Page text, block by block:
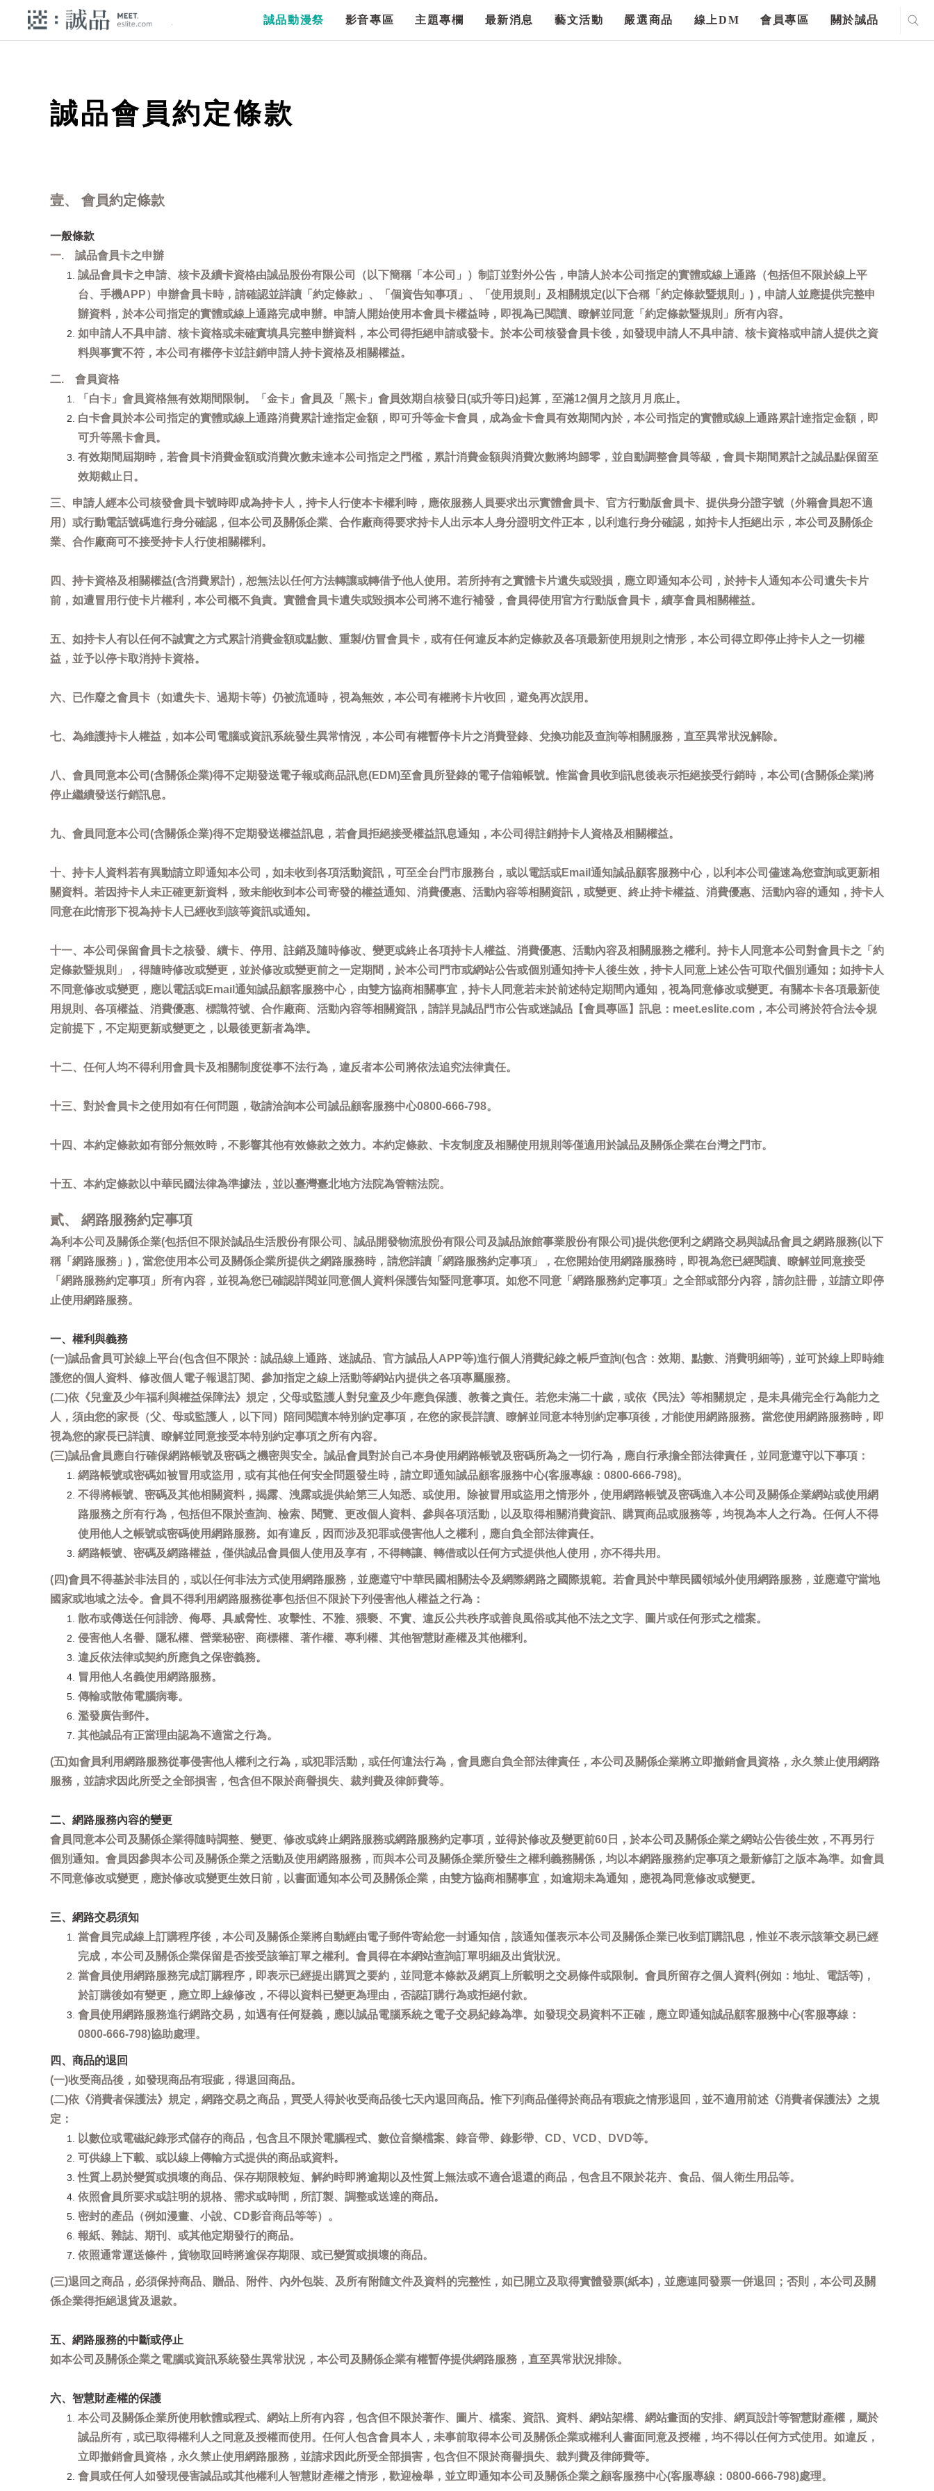
誠品動漫祭 影音專區 主題專欄 最新消息 藝文活動 嚴選商品 線上DM 會員專區 關於誠品
誠品會員約定條款
壹、 會員約定條款
一般條款
一. 誠品會員卡之申辦
誠品會員卡之申請、核卡及續卡資格由誠品股份有限公司（以下簡稱「本公司」）制訂並對外公告，申請人於本公司指定的實體或線上通路（包括但不限於線上平
台、手機APP）申辦會員卡時，請確認並詳讀「約定條款」、「個資告知事項」、「使用規則」及相關規定(以下合稱「約定條款暨規則」)，申請人並應提供完整申
辦資料，於本公司指定的實體或線上通路完成申辦。申請人開始使用本會員卡權益時，即視為已閱讀、瞭解並同意「約定條款暨規則」所有內容。
如申請人不具申請、核卡資格或未確實填具完整申辦資料，本公司得拒絕申請或發卡。於本公司核發會員卡後，如發現申請人不具申請、核卡資格或申請人提供之資
料與事實不符，本公司有權停卡並註銷申請人持卡資格及相關權益。
二. 會員資格
「白卡」會員資格無有效期間限制。「金卡」會員及「黑卡」會員效期自核發日(或升等日)起算，至滿12個月之該月月底止。
白卡會員於本公司指定的實體或線上通路消費累計達指定金額，即可升等金卡會員，成為金卡會員有效期間內於，本公司指定的實體或線上通路累計達指定金額，即
可升等黑卡會員。
有效期間屆期時，若會員卡消費金額或消費次數未達本公司指定之門檻，累計消費金額與消費次數將均歸零，並自動調整會員等級，會員卡期間累計之誠品點保留至
效期截止日。
三、申請人經本公司核發會員卡號時即成為持卡人，持卡人行使本卡權利時，應依服務人員要求出示實體會員卡、官方行動版會員卡、提供身分證字號（外籍會員恕不適
用）或行動電話號碼進行身分確認，但本公司及關係企業、合作廠商得要求持卡人出示本人身分證明文件正本，以利進行身分確認，如持卡人拒絕出示，本公司及關係企
業、合作廠商可不接受持卡人行使相關權利。
四、持卡資格及相關權益(含消費累計)，恕無法以任何方法轉讓或轉借予他人使用。若所持有之實體卡片遺失或毀損，應立即通知本公司，於持卡人通知本公司遺失卡片
前，如遭冒用行使卡片權利，本公司概不負責。實體會員卡遺失或毀損本公司將不進行補發，會員得使用官方行動版會員卡，續享會員相關權益。
五、如持卡人有以任何不誠實之方式累計消費金額或點數、重製/仿冒會員卡，或有任何違反本約定條款及各項最新使用規則之情形，本公司得立即停止持卡人之一切權
益，並予以停卡取消持卡資格。
六、已作廢之會員卡（如遺失卡、過期卡等）仍被流通時，視為無效，本公司有權將卡片收回，避免再次誤用。
七、為維護持卡人權益，如本公司電腦或資訊系統發生異常情況，本公司有權暫停卡片之消費登錄、兌換功能及查詢等相關服務，直至異常狀況解除。
八、會員同意本公司(含關係企業)得不定期發送電子報或商品訊息(EDM)至會員所登錄的電子信箱帳號。惟當會員收到訊息後表示拒絕接受行銷時，本公司(含關係企業)將
停止繼續發送行銷訊息。
九、會員同意本公司(含關係企業)得不定期發送權益訊息，若會員拒絕接受權益訊息通知，本公司得註銷持卡人資格及相關權益。
十、持卡人資料若有異動請立即通知本公司，如未收到各項活動資訊，可至全台門市服務台，或以電話或Email通知誠品顧客服務中心，以利本公司儘速為您查詢或更新相
關資料。若因持卡人未正確更新資料，致未能收到本公司寄發的權益通知、消費優惠、活動內容等相關資訊，或變更、終止持卡權益、消費優惠、活動內容的通知，持卡人
同意在此情形下視為持卡人已經收到該等資訊或通知。
十一、本公司保留會員卡之核發、續卡、停用、註銷及隨時修改、變更或終止各項持卡人權益、消費優惠、活動內容及相關服務之權利。持卡人同意本公司對會員卡之「約
定條款暨規則」，得隨時修改或變更，並於修改或變更前之一定期間，於本公司門市或網站公告或個別通知持卡人後生效，持卡人同意上述公告可取代個別通知；如持卡人
不同意修改或變更，應以電話或Email通知誠品顧客服務中心，由雙方協商相關事宜，持卡人同意若未於前述特定期間內通知，視為同意修改或變更。有關本卡各項最新使
用規則、各項權益、消費優惠、標識符號、合作廠商、活動內容等相關資訊，請詳見誠品門市公告或迷誠品【會員專區】訊息：meet.eslite.com，本公司將於符合法令規
定前提下，不定期更新或變更之，以最後更新者為準。
十二、任何人均不得利用會員卡及相關制度從事不法行為，違反者本公司將依法追究法律責任。
十三、對於會員卡之使用如有任何問題，敬請洽詢本公司誠品顧客服務中心0800-666-798。
十四、本約定條款如有部分無效時，不影響其他有效條款之效力。本約定條款、卡友制度及相關使用規則等僅適用於誠品及關係企業在台灣之門市。
十五、本約定條款以中華民國法律為準據法，並以臺灣臺北地方法院為管轄法院。
貳、 網路服務約定事項
為利本公司及關係企業(包括但不限於誠品生活股份有限公司、誠品開發物流股份有限公司及誠品旅館事業股份有限公司)提供您便利之網路交易與誠品會員之網路服務(以下
稱「網路服務」)，當您使用本公司及關係企業所提供之網路服務時，請您詳讀「網路服務約定事項」，在您開始使用網路服務時，即視為您已經閱讀、瞭解並同意接受
「網路服務約定事項」所有內容，並視為您已確認詳閱並同意個人資料保護告知暨同意事項。如您不同意「網路服務約定事項」之全部或部分內容，請勿註冊，並請立即停
止使用網路服務。
一、權利與義務
(一)誠品會員可於線上平台(包含但不限於：誠品線上通路、迷誠品、官方誠品人APP等)進行個人消費紀錄之帳戶查詢(包含：效期、點數、消費明細等)，並可於線上即時維
護您的個人資料、修改個人電子報退訂閱、參加指定之線上活動等網站內提供之各項專屬服務。
(二)依《兒童及少年福利與權益保障法》規定，父母或監護人對兒童及少年應負保護、教養之責任。若您未滿二十歲，或依《民法》等相關規定，是未具備完全行為能力之
人，須由您的家長（父、母或監護人，以下同）陪同閱讀本特別約定事項，在您的家長詳讀、瞭解並同意本特別約定事項後，才能使用網路服務。當您使用網路服務時，即
視為您的家長已詳讀、瞭解並同意接受本特別約定事項之所有內容。
(三)誠品會員應自行確保網路帳號及密碼之機密與安全。誠品會員對於自己本身使用網路帳號及密碼所為之一切行為，應自行承擔全部法律責任，並同意遵守以下事項：
網路帳號或密碼如被冒用或盜用，或有其他任何安全問題發生時，請立即通知誠品顧客服務中心(客服專線：0800-666-798)。
不得將帳號、密碼及其他相關資料，揭露、洩露或提供給第三人知悉、或使用。除被冒用或盜用之情形外，使用網路帳號及密碼進入本公司及關係企業網站或使用網
路服務之所有行為，包括但不限於查詢、檢索、閱覽、更改個人資料、參與各項活動，以及取得相關消費資訊、購買商品或服務等，均視為本人之行為。任何人不得
使用他人之帳號或密碼使用網路服務。如有違反，因而涉及犯罪或侵害他人之權利，應自負全部法律責任。
網路帳號、密碼及網路權益，僅供誠品會員個人使用及享有，不得轉讓、轉借或以任何方式提供他人使用，亦不得共用。
(四)會員不得基於非法目的，或以任何非法方式使用網路服務，並應遵守中華民國相關法令及網際網路之國際規範。若會員於中華民國領域外使用網路服務，並應遵守當地
國家或地域之法令。會員不得利用網路服務從事包括但不限於下列侵害他人權益之行為：
散布或傳送任何誹謗、侮辱、具威脅性、攻擊性、不雅、猥褻、不實、違反公共秩序或善良風俗或其他不法之文字、圖片或任何形式之檔案。
侵害他人名譽、隱私權、營業秘密、商標權、著作權、專利權、其他智慧財產權及其他權利。
違反依法律或契約所應負之保密義務。
冒用他人名義使用網路服務。
傳輸或散佈電腦病毒。
濫發廣告郵件。
其他誠品有正當理由認為不適當之行為。
(五)如會員利用網路服務從事侵害他人權利之行為，或犯罪活動，或任何違法行為，會員應自負全部法律責任，本公司及關係企業將立即撤銷會員資格，永久禁止使用網路
服務，並請求因此所受之全部損害，包含但不限於商譽損失、裁判費及律師費等。
二、網路服務內容的變更
會員同意本公司及關係企業得隨時調整、變更、修改或終止網路服務或網路服務約定事項，並得於修改及變更前60日，於本公司及關係企業之網站公告後生效，不再另行
個別通知。會員因參與本公司及關係企業之活動及使用網路服務，而與本公司及關係企業所發生之權利義務關係，均以本網路服務約定事項之最新修訂之版本為準。如會員
不同意修改或變更，應於修改或變更生效日前，以書面通知本公司及關係企業，由雙方協商相關事宜，如逾期未為通知，應視為同意修改或變更。
三、網路交易須知
當會員完成線上訂購程序後，本公司及關係企業將自動經由電子郵件寄給您一封通知信，該通知僅表示本公司及關係企業已收到訂購訊息，惟並不表示該筆交易已經
完成，本公司及關係企業保留是否接受該筆訂單之權利。會員得在本網站查詢訂單明細及出貨狀況。
當會員使用網路服務完成訂購程序，即表示已經提出購買之要約，並同意本條款及網頁上所載明之交易條件或限制。會員所留存之個人資料(例如：地址、電話等)，
於訂購後如有變更，應立即上線修改，不得以資料已變更為理由，否認訂購行為或拒絕付款。
會員使用網路服務進行網路交易，如遇有任何疑義，應以誠品電腦系統之電子交易紀錄為準。如發現交易資料不正確，應立即通知誠品顧客服務中心(客服專線：
0800-666-798)協助處理。
四、商品的退回
(一)收受商品後，如發現商品有瑕疵，得退回商品。
(二)依《消費者保護法》規定，網路交易之商品，買受人得於收受商品後七天內退回商品。惟下列商品僅得於商品有瑕疵之情形退回，並不適用前述《消費者保護法》之規
定：
以數位或電磁紀錄形式儲存的商品，包含且不限於電腦程式、數位音樂檔案、錄音帶、錄影帶、CD、VCD、DVD等。
可供線上下載、或以線上傳輸方式提供的商品或資料。
性質上易於變質或損壞的商品、保存期限較短、解約時即將逾期以及性質上無法或不適合退還的商品，包含且不限於花卉、食品、個人衛生用品等。
依照會員所要求或註明的規格、需求或時間，所訂製、調整或送達的商品。
密封的產品（例如漫畫、小說、CD影音商品等等）。
報紙、雜誌、期刊、或其他定期發行的商品。
依照通常運送條件，貨物取回時將逾保存期限、或已變質或損壞的商品。
(三)退回之商品，必須保持商品、贈品、附件、內外包裝、及所有附隨文件及資料的完整性，如已開立及取得實體發票(紙本)，並應連同發票一併退回；否則，本公司及關
係企業得拒絕退貨及退款。
五、網路服務的中斷或停止
如本公司及關係企業之電腦或資訊系統發生異常狀況，本公司及關係企業有權暫停提供網路服務，直至異常狀況排除。
六、智慧財產權的保護
本公司及關係企業所使用軟體或程式、網站上所有內容，包含但不限於著作、圖片、檔案、資訊、資料、網站架構、網站畫面的安排、網頁設計等智慧財產權，屬於
誠品所有，或已取得權利人之同意及授權而使用。任何人包含會員本人，未事前取得本公司及關係企業或權利人書面同意及授權，均不得以任何方式使用。如違反，
立即撤銷會員資格，永久禁止使用網路服務，並請求因此所受全部損害，包含但不限於商譽損失、裁判費及律師費等。
會員或任何人如發現侵害誠品或其他權利人智慧財產權之情形，歡迎檢舉，並立即通知本公司及關係企業之顧客服務中心(客服專線：0800-666-798)處理。